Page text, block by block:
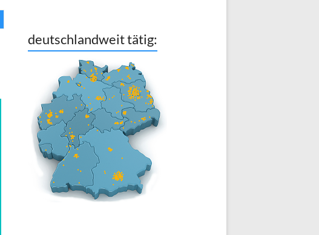
deutschlandweit tätig: